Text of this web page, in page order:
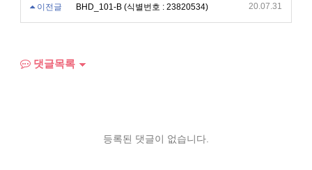
이전글 BHD_101-B (식별번호 : 23820534) 20.07.31
댓글목록
등록된 댓글이 없습니다.